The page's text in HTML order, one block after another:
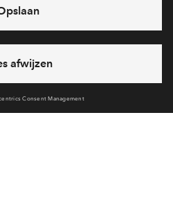
Oud IJmuiden DOK 01 fase 1